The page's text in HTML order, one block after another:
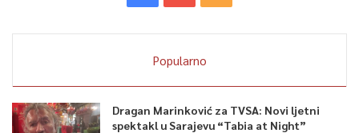
Popularno
Dragan Marinković za TVSA: Novi ljetni
spektakl u Sarajevu “Tabia at Night”